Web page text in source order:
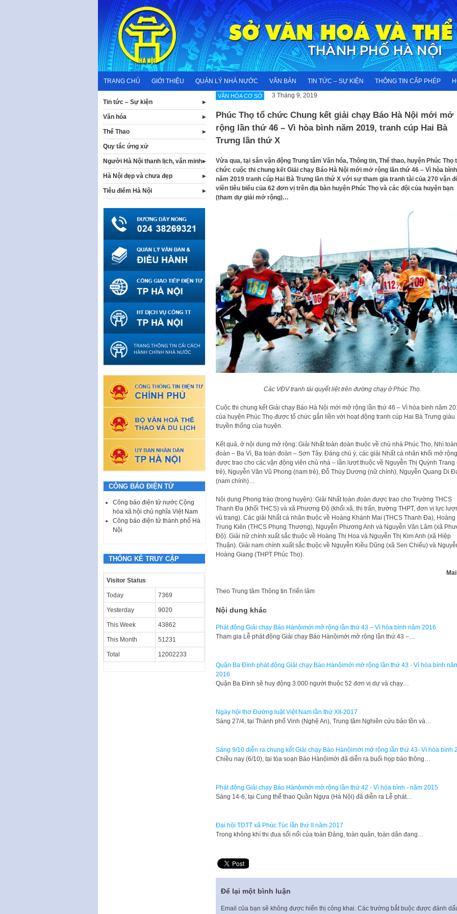
content
TRANG CHỦ GIỚI THIỆU QUẢN LÝ NHÀ NƯỚC VĂN BẢN TIN TỨC – SỰ KIỆN THÔNG TIN CẤP PHÉP
VĂN HÓA CƠ SỞ 3 Tháng 9, 2019
Phúc Thọ tổ chức Chung kết giải chạy Báo Hà Nội mới mở
rộng lần thứ 46 – Vì hòa bình năm 2019, tranh cúp Hai Bà
Trưng lần thứ X
Vừa qua, tại sân vận động Trung tâm Văn hóa, Thông tin, Thể thao, huyện Phúc Thọ
chức cuộc thi chung kết Giải chạy Báo Hà Nội mới mở rộng lần thứ 46 – Vì hòa bình
năm 2019 tranh cúp Hai Bà Trưng lần thứ X với sự tham gia tranh tài của 270 vận
viên tiêu biểu của 62 đơn vị trên địa bàn huyện Phúc Thọ và các đội của huyện bạn
(tham dự giải mở rộng)…
Các VĐV tranh tài quyết liệt trên đường chạy ở Phúc Thọ.
Cuộc thi chung kết Giải chạy Báo Hà Nội mới mở rộng lần thứ 46 – Vì hòa bình năm
của huyện Phúc Thọ được tổ chức gắn liền với hoạt động tranh cúp Hai Bà Trưng giàu
truyền thống của huyện.
Kết quả, ở nội dung mở rộng: Giải Nhất toàn đoàn thuộc về chủ nhà Phúc Thọ, Nhì toàn
đoàn – Ba Vì, Ba toàn đoàn – Sơn Tây. Đáng chú ý, các giải Nhất cá nhân khối mở
được trao cho các vận động viên chủ nhà – lần lượt thuộc về Nguyễn Thị Quỳnh Trang
trẻ), Nguyễn Văn Vũ Phong (nam trẻ), Đỗ Thùy Dương (nữ chính), Nguyễn Quang Di
(nam chính)…
Nội dung Phong trào (trong huyện): Giải Nhất toàn đoàn được trao cho Trường THCS
Thanh Đa (khối THCS) và xã Phương Độ (khối xã, thị trấn, trường THPT, đơn vị lực
vũ trang). Các giải Nhất cá nhân thuộc về Hoàng Khánh Mai (THCS Thanh Đa), Hoàng
Trung Kiên (THCS Phụng Thượng), Nguyễn Phương Anh và Nguyễn Văn Lâm (xã
Độ). Giải nữ chính xuất sắc thuộc về Hoàng Thị Hoa và Nguyễn Thị Kim Anh (xã Hiệp
Thuận). Giải nam chính xuất sắc thuộc về Nguyễn Kiều Dũng (xã Sen Chiểu) và
Hoàng Giang (THPT Phúc Thọ).
Mai
Theo Trung tâm Thông tin Triển lãm
Nội dung khác
Phát động Giải chạy Báo Hànộimới mở rộng lần thứ 43 – Vì hòa bình năm 2016
Tham gia Lễ phát động Giải chạy Báo Hànộimới mở rộng lần thứ 43 –…
Quận Ba Đình phát động Giải chạy Báo Hànộimới mở rộng lần thứ 43 - Vì hòa bình
2016
Quận Ba Đình sẽ huy động 3.000 người thuộc 52 đơn vị dự và chạy…
Ngày hội thơ Đường luật Việt Nam lần thứ XII-2017
Sáng 27/4, tại Thành phố Vinh (Nghệ An), Trung tâm Nghiên cứu bảo tồn và…
Sáng 9/10 diễn ra chung kết Giải chạy Báo Hànộimới mở rộng lần thứ 43- Vì hòa bình
Chiều nay (6/10), tại tòa soạn Báo Hànộimới đã diễn ra buổi họp báo thông…
Phát động Giải chạy Báo Hànộimới mở rộng lần thứ 42 - Vì hòa bình - năm 2015
​Sáng 14-6, tại Cung thể thao Quần Ngựa (Hà Nội) đã diễn ra Lễ phát…
Đại hội TDTT xã Phúc Túc lần thứ II năm 2017
Trong không khí thi đua sổi nổi của toàn Đảng, toàn quân, toàn dân đang…
Để lại một bình luận
Email của bạn sẽ không được hiển thị công khai. Các trường bắt buộc được đánh
Tin tức – Sự kiện
Văn hóa
Thể Thao
Quy tắc ứng xử
Người Hà Nội thanh lịch, văn minh
Hà Nội đẹp và chưa đẹp
Tiêu điểm Hà Nội
CÔNG BÁO ĐIỆN TỬ
Công báo điện tử nước Cộng
hòa xã hội chủ nghĩa Việt Nam
Công báo điện tử thành phố Hà
Nội
THỐNG KÊ TRUY CẬP
Visitor Status
Today 7369
Yesterday 9020
This Week 43862
This Month 51231
Total 12002233